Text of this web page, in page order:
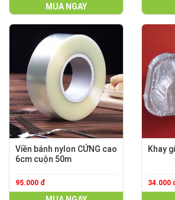
MUA NGAY
Viền bánh nylon CỨNG cao
6cm cuộn 50m
95.000 đ
Khay
34.000